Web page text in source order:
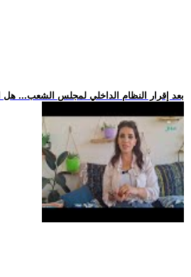
.. بعد إقرار النظام الداخلي لمجلس الشعب... هل